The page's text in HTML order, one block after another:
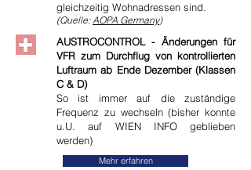
gleichzeitig Wohnadressen sind.
(Quelle:AOPA Germany)
AUSTROCONTROL - Änderungen für
VFR zum Durchflug von kontrollierten
Luftraum ab Ende Dezember (Klassen
C & D)
So ist immer auf die zuständige
Frequenz zu wechseln (bisher konnte
u.U. auf WIEN INFO geblieben
werden)
Mehr erfahren